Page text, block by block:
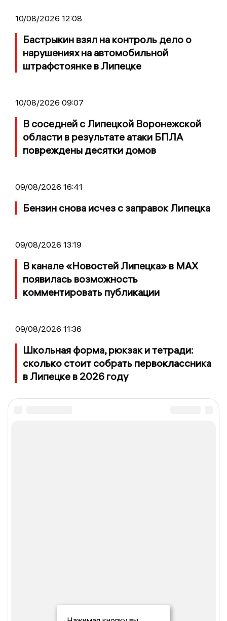
10/08/2026 12:08
Бастрыкин взял на контроль дело о
нарушениях на автомобильной
штрафстоянке в Липецке
10/08/2026 09:07
В соседней с Липецкой Воронежской
области в результате атаки БПЛА
повреждены десятки домов
09/08/2026 16:41
Бензин снова исчез с заправок Липецка
09/08/2026 13:19
В канале «Новостей Липецка» в MAX
появилась возможность
комментировать публикации
09/08/2026 11:36
Школьная форма, рюкзак и тетради:
сколько стоит собрать первоклассника
в Липецке в 2026 году